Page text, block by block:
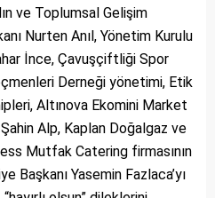
ve Toplumsal Gelişim
Nurten Anıl, Yönetim Kurulu
İnce, Çavuşçiftliği Spor
Derneği yönetimi, Etik
Altınova Ekomini Market
Alp, Kaplan Doğalgaz ve
Mutfak Catering firmasının
Başkanı Yasemin Fazlaca’yı